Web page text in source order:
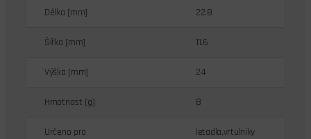
Délka [mm] 22.8
Šířka [mm] 11.6
Výška [mm] 24
Hmotnost [g] 8
Určeno pro letadla,vrtulníky